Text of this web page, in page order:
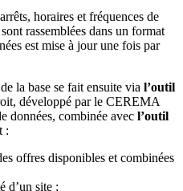
horaires et fréquences de
rassemblées dans un format
est mise à jour une fois par
la base se fait ensuite via l’outil
développé par le CEREMA
données, combinée avec l’outil
:
offres disponibles et combinées
d’un site ;